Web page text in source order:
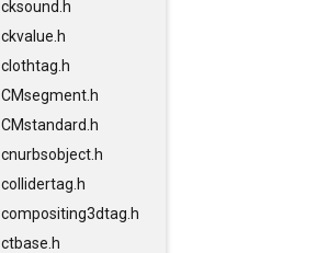
cksound.h
ckvalue.h
clothtag.h
CMsegment.h
CMstandard.h
cnurbsobject.h
collidertag.h
compositing3dtag.h
ctbase.h